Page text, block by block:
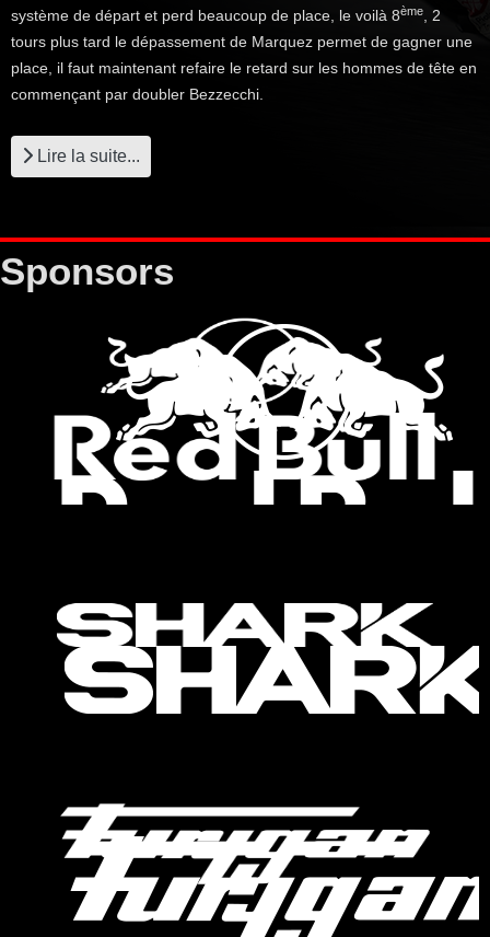
système de départ et perd beaucoup de place, le voilà 8ème
, 2
tours plus tard le dépassement de Marquez permet de gagner une
place, il faut maintenant refaire le retard sur les hommes de tête en
commençant par doubler Bezzecchi.
Lire la suite...
Sponsors